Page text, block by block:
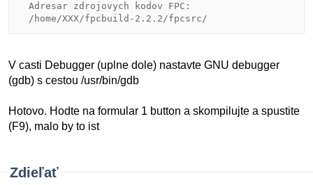
  Adresar zdrojovych kodov FPC:
V casti Debugger (uplne dole) nastavte GNU debugger
(gdb) s cestou /usr/bin/gdb
Hotovo. Hodte na formular 1 button a skompilujte a spustite
(F9), malo by to ist
Zdieľať